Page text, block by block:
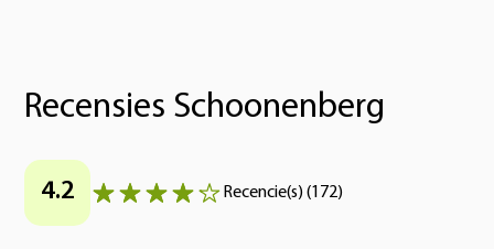
Recensies Schoonenberg
4.2 Recencie(s)(172)